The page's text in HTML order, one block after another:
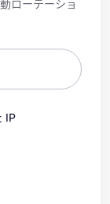
ローテーショ
IP